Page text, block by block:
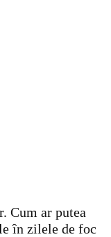
Cum ar putea
în zilele de foc